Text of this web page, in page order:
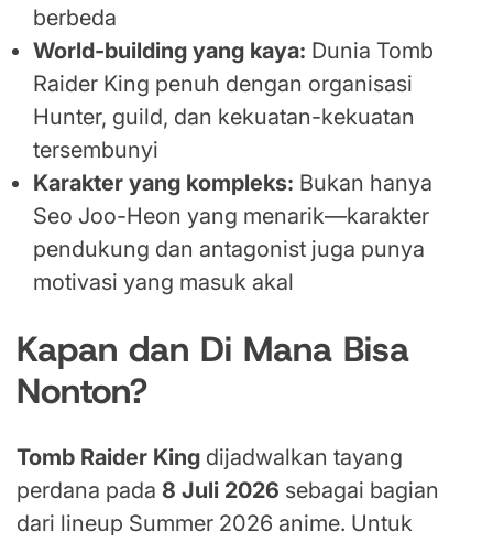
berbeda
World-building yang kaya: Dunia Tomb
Raider King penuh dengan organisasi
Hunter, guild, dan kekuatan-kekuatan
tersembunyi
Karakter yang kompleks: Bukan hanya
Seo Joo-Heon yang menarik—karakter
pendukung dan antagonist juga punya
motivasi yang masuk akal
Kapan dan Di Mana Bisa
Nonton?
Tomb Raider King dijadwalkan tayang
perdana pada 8 Juli 2026 sebagai bagian
dari lineup Summer 2026 anime. Untuk